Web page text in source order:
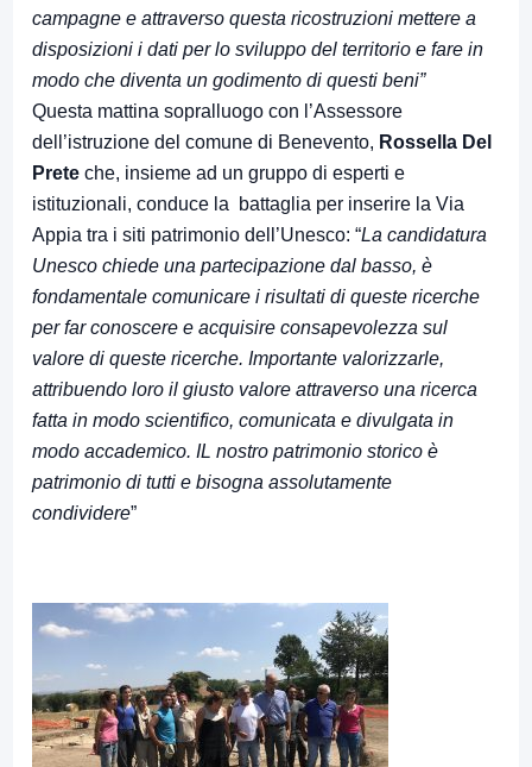
campagne e attraverso questa ricostruzioni mettere a
disposizioni i dati per lo sviluppo del territorio e fare in
modo che diventa un godimento di questi beni”
Questa mattina sopralluogo con l’Assessore
dell’istruzione del comune di Benevento, Rossella Del
Prete che, insieme ad un gruppo di esperti e
istituzionali, conduce la battaglia per inserire la Via
Appia tra i siti patrimonio dell’Unesco: “La candidatura
Unesco chiede una partecipazione dal basso, è
fondamentale comunicare i risultati di queste ricerche
per far conoscere e acquisire consapevolezza sul
valore di queste ricerche. Importante valorizzarle,
attribuendo loro il giusto valore attraverso una ricerca
fatta in modo scientifico, comunicata e divulgata in
modo accademico. IL nostro patrimonio storico è
patrimonio di tutti e bisogna assolutamente
condividere”